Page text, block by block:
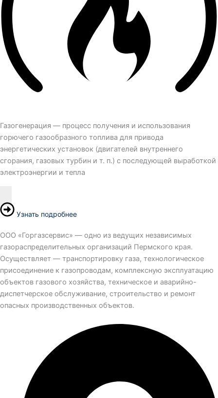
Газогенерация — процесс получения и использования
горючего газообразного топлива для привода
энергетических установок (двигателей внутреннего
сгорания, газовых турбин и т. п.) с последующей выработкой
электроэнергии и тепла
Узнать подробнее
ООО «Горгазсервис» — одно из ведущих независимых
газораспределительных организаций Пермского края.
Осуществляет — транспортировку газа, технологическое
присоединение к газопроводам, комплексную эксплуатацию
объектов газового хозяйства, техническое и аварийно-
диспетчерское обслуживание, строительство и ремонт
опасных производственных объектов.